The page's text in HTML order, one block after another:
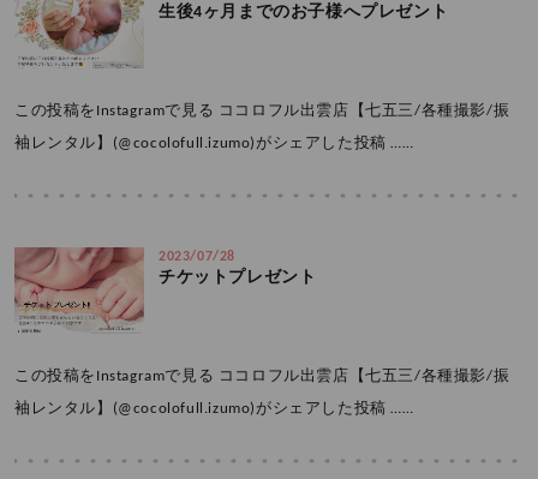
生後4ヶ月までのお子様へプレゼント
この投稿をInstagramで見る ココロフル出雲店【七五三/各種撮影/振
袖レンタル】(@cocolofull.izumo)がシェアした投稿 ……
2023/07/28
チケットプレゼント
この投稿をInstagramで見る ココロフル出雲店【七五三/各種撮影/振
袖レンタル】(@cocolofull.izumo)がシェアした投稿 ……